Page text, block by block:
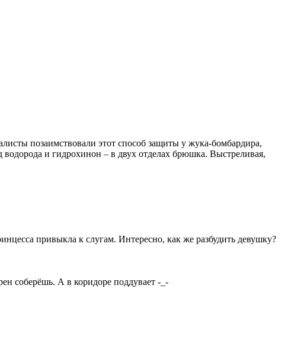
позаимствовали этот способ защиты у жука-бомбардира,
и гидрохинон – в двух отделах брюшка. Выстреливая,
привыкла к слугам. Интересно, как же разбудить девушку?
соберёшь. А в коридоре поддувает -_-